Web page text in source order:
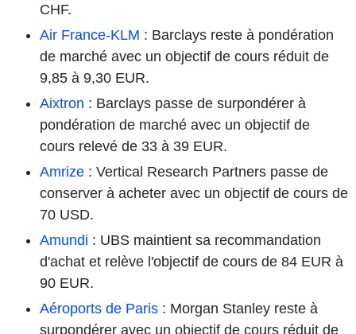
CHF.
Air France-KLM : Barclays reste à pondération
de marché avec un objectif de cours réduit de
9,85 à 9,30 EUR.
Aixtron : Barclays passe de surpondérer à
pondération de marché avec un objectif de
cours relevé de 33 à 39 EUR.
Amrize : Vertical Research Partners passe de
conserver à acheter avec un objectif de cours de
70 USD.
Amundi : UBS maintient sa recommandation
d'achat et relève l'objectif de cours de 84 EUR à
90 EUR.
Aéroports de Paris : Morgan Stanley reste à
surpondérer avec un objectif de cours réduit de